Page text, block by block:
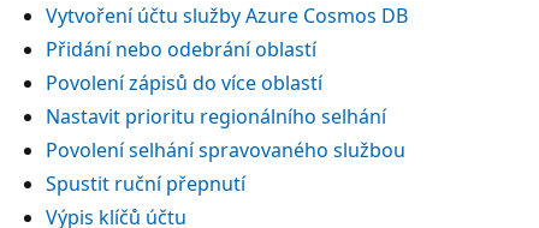
Vytvoření účtu služby Azure Cosmos DB
Přidání nebo odebrání oblastí
Povolení zápisů do více oblastí
Nastavit prioritu regionálního selhání
Povolení selhání spravovaného službou
Spustit ruční přepnutí
Výpis klíčů účtu